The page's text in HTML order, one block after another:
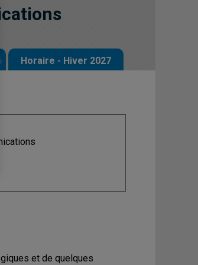
Horaire - Hiver 2027
et de quelques